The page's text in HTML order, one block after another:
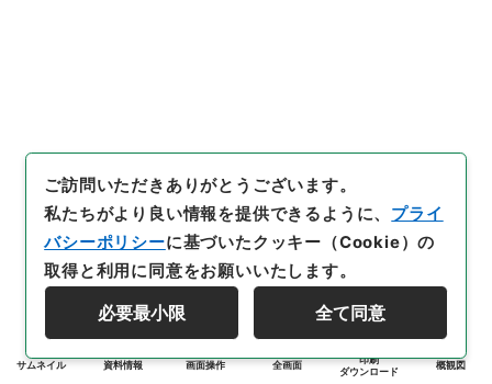
サムネイル 資料情報 画面操作 全画面
印刷
ダウンロード
概観図
ご訪問いただきありがとうございます。
私たちがより良い情報を提供できるように、 プライ
バシーポリシーに基づいたクッキー（Cookie）の
取得と利用に同意をお願いいたします。
必要最小限 全て同意